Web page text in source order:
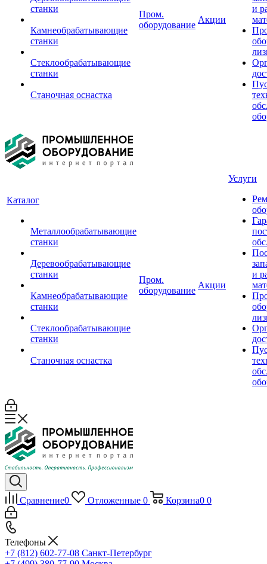
станки
Камнеобрабатывающие
станки
Стеклообрабатывающие
станки
Станочная оснастка
Пром.
оборудование
Акции
и
Каталог
Металлообрабатывающие
станки
Деревообрабатывающие
станки
Камнеобрабатывающие
станки
Стеклообрабатывающие
станки
Станочная оснастка
Пром.
оборудование
Акции
Услуги
и
Сравнение0 Отложенные 0 Корзина0 0
Телефоны
+7 (812) 602-77-08 Санкт-Петербург